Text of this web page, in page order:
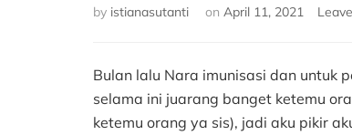
by istianasutanti on April 11, 2021
Bulan lalu Nara imunisasi dan untuk
selama ini juarang banget ketemu
ketemu orang ya sis), jadi aku pikir